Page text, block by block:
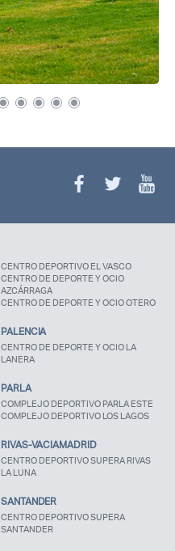
¿Olvidaste tu
contraseña?
CENTRO DEPORTIVO EL VASCO
CENTRO DE DEPORTE Y OCIO
AZCÁRRAGA
CENTRO DE DEPORTE Y OCIO OTERO
PALENCIA
CENTRO DE DEPORTE Y OCIO LA
LANERA
PARLA
COMPLEJO DEPORTIVO PARLA ESTE
COMPLEJO DEPORTIVO LOS LAGOS
RIVAS-VACIAMADRID
CENTRO DEPORTIVO SUPERA RIVAS
LA LUNA
SANTANDER
CENTRO DEPORTIVO SUPERA
SANTANDER